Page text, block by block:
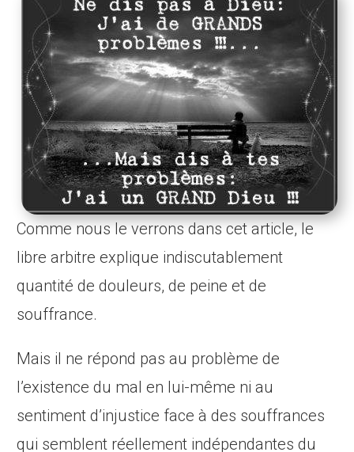
Comme nous le verrons dans cet article, le
libre arbitre explique indiscutablement
quantité de douleurs, de peine et de
souffrance.
Mais il ne répond pas au problème de
l’existence du mal en lui-même ni au
sentiment d’injustice face à des souffrances
qui semblent réellement indépendantes du